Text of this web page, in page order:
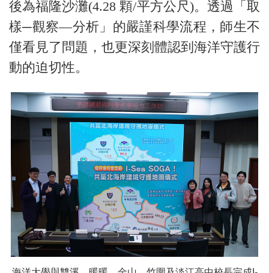
後為福隆沙灘(4.28 顆/平方公尺)。透過「取
樣─觀察—分析」的嚴謹科學流程，師生不
僅看見了問題，也更深刻體認到海洋守護行
動的迫切性。